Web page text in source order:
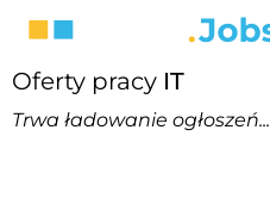
Oferty pracy IT
Trwa ładowanie ogłoszeń...